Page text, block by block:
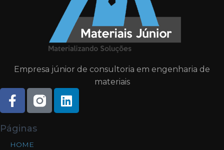
Empresa júnior de consultoria em engenharia de
materiais
Páginas
HOME